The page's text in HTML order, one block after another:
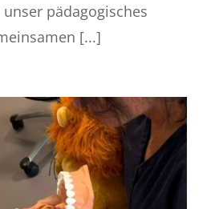
pädagogisches
[...]